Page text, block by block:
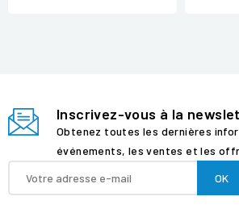
Inscrivez-vous à la
Obtenez toutes les dernières
événements, les ventes et les